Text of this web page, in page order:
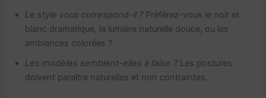
Le style vous correspond-il ? Préférez-vous le noir et
blanc dramatique, la lumière naturelle douce, ou les
ambiances colorées ?
Les modèles semblent-elles à l’aise ? Les postures
doivent paraître naturelles et non contraintes.